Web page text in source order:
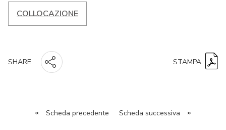
COLLOCAZIONE
SHARE STAMPA
« Scheda precedente Scheda successiva »